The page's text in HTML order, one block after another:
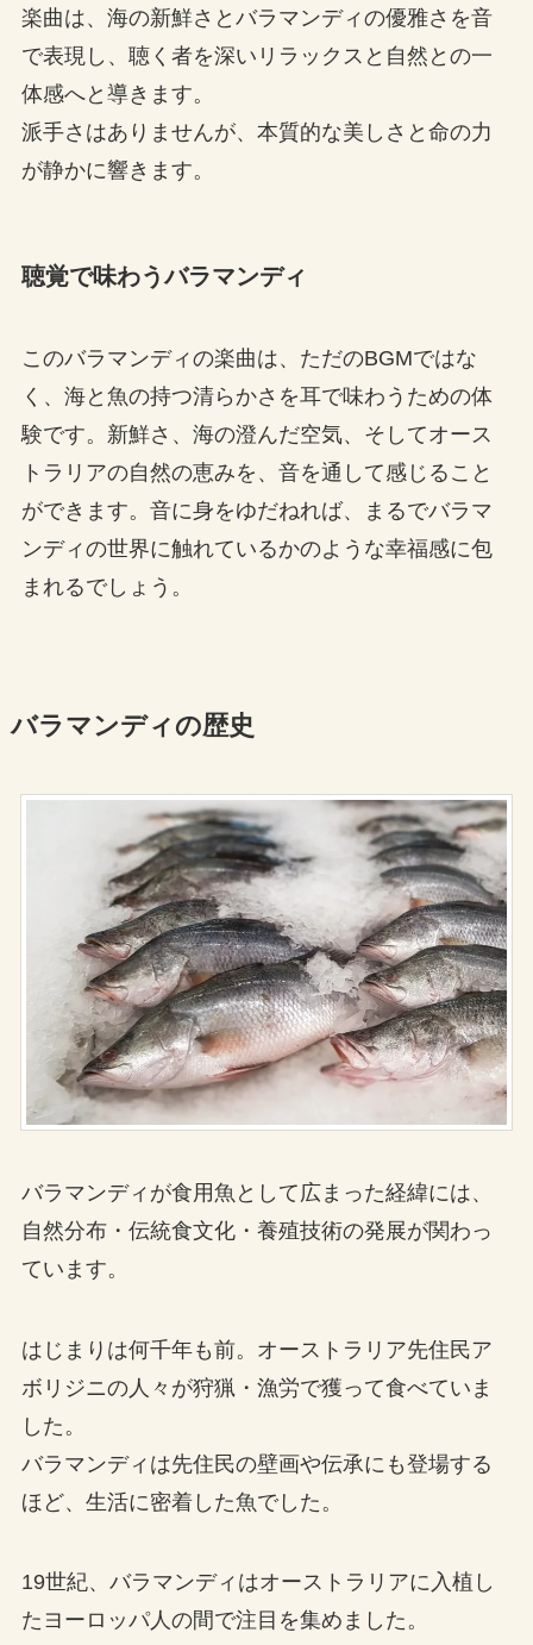
楽曲は、海の新鮮さとバラマンディの優雅さを音
で表現し、聴く者を深いリラックスと自然との一
体感へと導きます。
派手さはありませんが、本質的な美しさと命の力
が静かに響きます。
聴覚で味わうバラマンディ
このバラマンディの楽曲は、ただのBGMではな
く、海と魚の持つ清らかさを耳で味わうための体
験です。新鮮さ、海の澄んだ空気、そしてオース
トラリアの自然の恵みを、音を通して感じること
ができます。音に身をゆだねれば、まるでバラマ
ンディの世界に触れているかのような幸福感に包
まれるでしょう。
バラマンディの歴史
バラマンディが食用魚として広まった経緯には、
自然分布・伝統食文化・養殖技術の発展が関わっ
ています。
はじまりは何千年も前。オーストラリア先住民ア
ボリジニの人々が狩猟・漁労で獲って食べていま
した。
バラマンディは先住民の壁画や伝承にも登場する
ほど、生活に密着した魚でした。
19世紀、バラマンディはオーストラリアに入植し
たヨーロッパ人の間で注目を集めました。